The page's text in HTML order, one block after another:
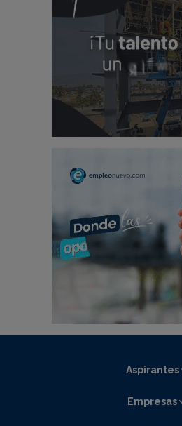
Aspirantes
Empresas